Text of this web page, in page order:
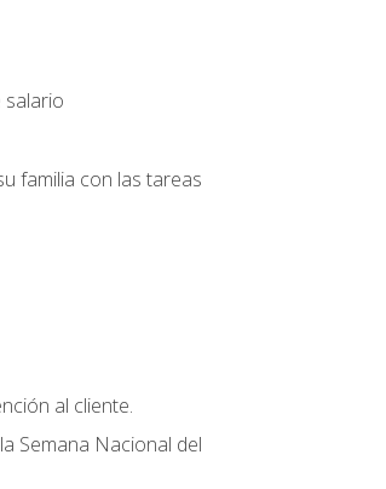
salario
familia con las tareas
al cliente.
Semana Nacional del